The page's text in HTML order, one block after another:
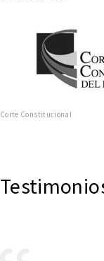
Corte Constitucional